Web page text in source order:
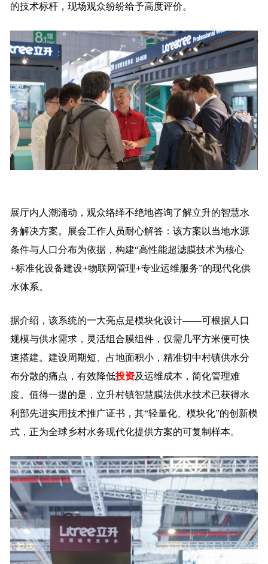
的技术标杆，现场观众纷纷给予高度评价。
展厅内人潮涌动，观众络绎不绝地咨询了解立升的智慧水
务解决方案。展会工作人员耐心解答：该方案以当地水源
条件与人口分布为依据，构建“高性能超滤膜技术为核心
+标准化设备建设+物联网管理+专业运维服务”的现代化供
水体系。
据介绍，该系统的一大亮点是模块化设计——可根据人口
规模与供水需求，灵活组合膜组件，仅需几平方米便可快
速搭建。建设周期短、占地面积小，精准切中村镇供水分
布分散的痛点，有效降低投资及运维成本，简化管理难
度。值得一提的是，立升村镇智慧膜法供水技术已获得水
利部先进实用技术推广证书，其“轻量化、模块化”的创新模
式，正为全球乡村水务现代化提供方案的可复制样本。